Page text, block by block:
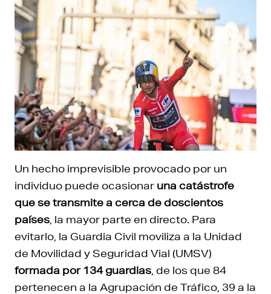
Un hecho imprevisible provocado por un
individuo puede ocasionar una catástrofe
que se transmite a cerca de doscientos
países , la mayor parte en directo. Para
evitarlo, la Guardia Civil moviliza a la Unidad
de Movilidad y Seguridad Vial (UMSV)
formada por 134 guardias , de los que 84
pertenecen a la Agrupación de Tráfico, 39 a la